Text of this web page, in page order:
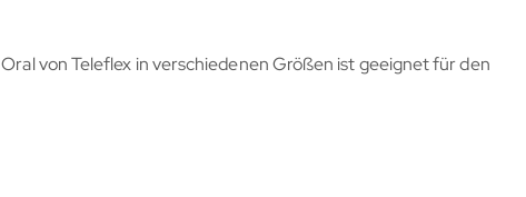
Oral von Teleflex in verschiedenen Größen ist geeignet für den